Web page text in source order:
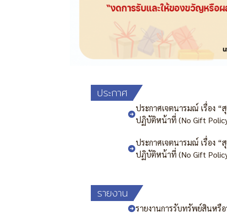
ประกาศ
ประกาศเจตนารมณ์ เรื่อง “
ปฏิบัติหน้าที่ (No Gift
ประกาศเจตนารมณ์ เรื่อง “
ปฏิบัติหน้าที่ (No Gift
รายงาน
รายงานการรับทรัพย์สินหรื